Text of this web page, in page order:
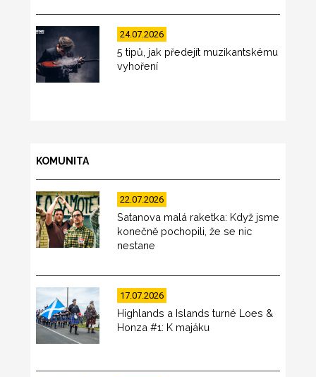
24.07.2026
5 tipů, jak předejít muzikantskému
vyhoření
KOMUNITA
22.07.2026
Satanova malá raketka: Když jsme
konečně pochopili, že se nic
nestane
17.07.2026
Highlands a Islands turné Loes &
Honza #1: K majáku